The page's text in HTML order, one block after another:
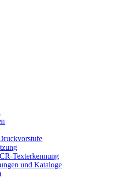
Texterkennung
und Kataloge